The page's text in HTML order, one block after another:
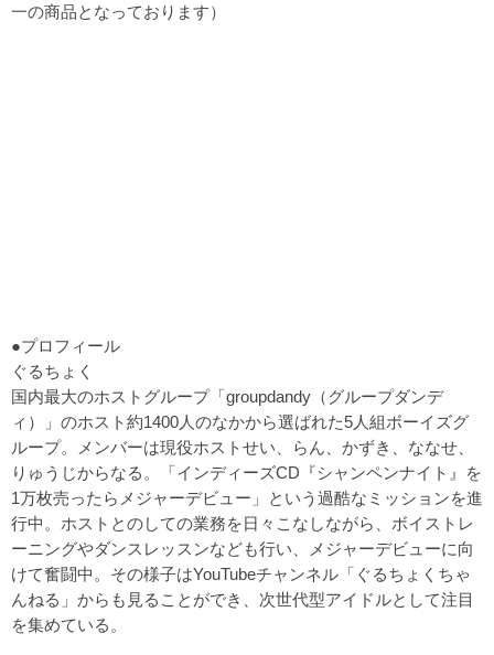
一の商品となっております）
●プロフィール
ぐるちょく
国内最大のホストグループ「groupdandy（グループダンデ
ィ）」のホスト約1400人のなかから選ばれた5人組ボーイズグ
ループ。メンバーは現役ホストせい、らん、かずき、ななせ、
りゅうじからなる。「インディーズCD『シャンペンナイト』を
1万枚売ったらメジャーデビュー」という過酷なミッションを進
行中。ホストとのしての業務を日々こなしながら、ボイストレ
ーニングやダンスレッスンなども行い、メジャーデビューに向
けて奮闘中。その様子はYouTubeチャンネル「ぐるちょくちゃ
んねる」からも見ることができ、次世代型アイドルとして注目
を集めている。